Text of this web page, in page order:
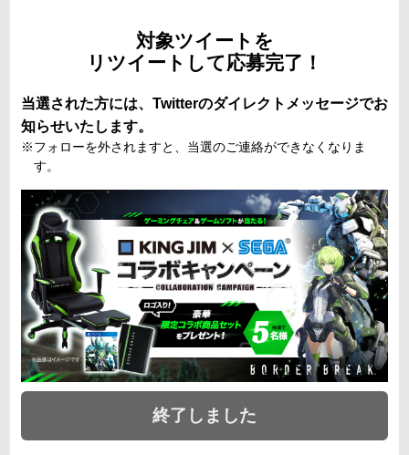
対象ツイートを
リツイートして応募完了！
当選された方には、Twitterのダイレクトメッセージでお
知らせいたします。
フォローを外されますと、当選のご連絡ができなくなりま
す。
終了しました